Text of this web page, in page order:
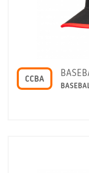
CCBA